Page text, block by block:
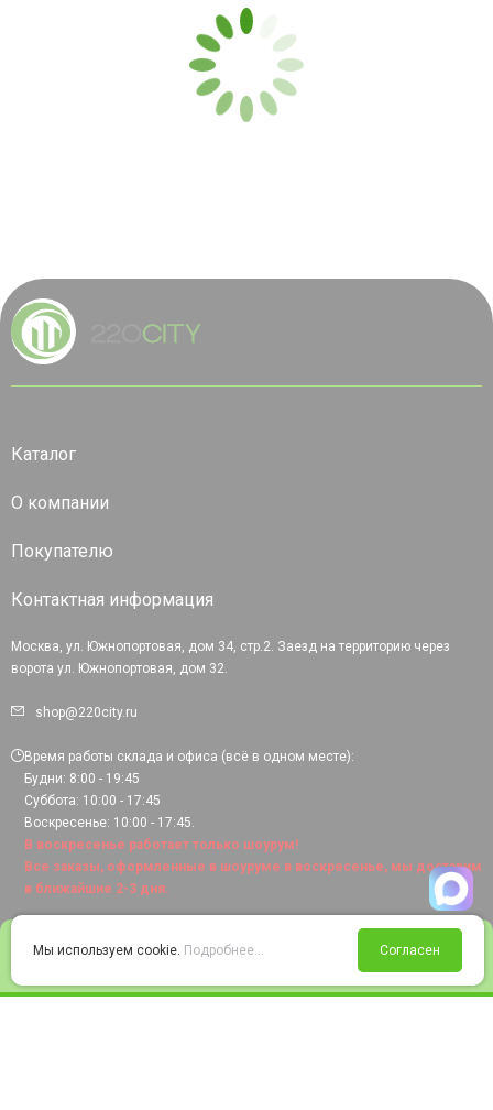
Войти Избранное Корзина
Каталог
О компании
Покупателю
Контактная информация
Москва, ул. Южнопортовая, дом 34, стр.2. Заезд на территорию через
ворота ул. Южнопортовая, дом 32.
shop@220city.ru
Время работы склада и офиса (всё в одном месте):
Будни: 8:00 - 19:45
Суббота: 10:00 - 17:45
Воскресенье: 10:00 - 17:45.
В воскресенье работает только шоурум!
Все заказы, оформленные в шоуруме в воскресенье, мы доставим
в ближайшие 2-3 дня.
Мы используем cookie. Подробнее... Согласен